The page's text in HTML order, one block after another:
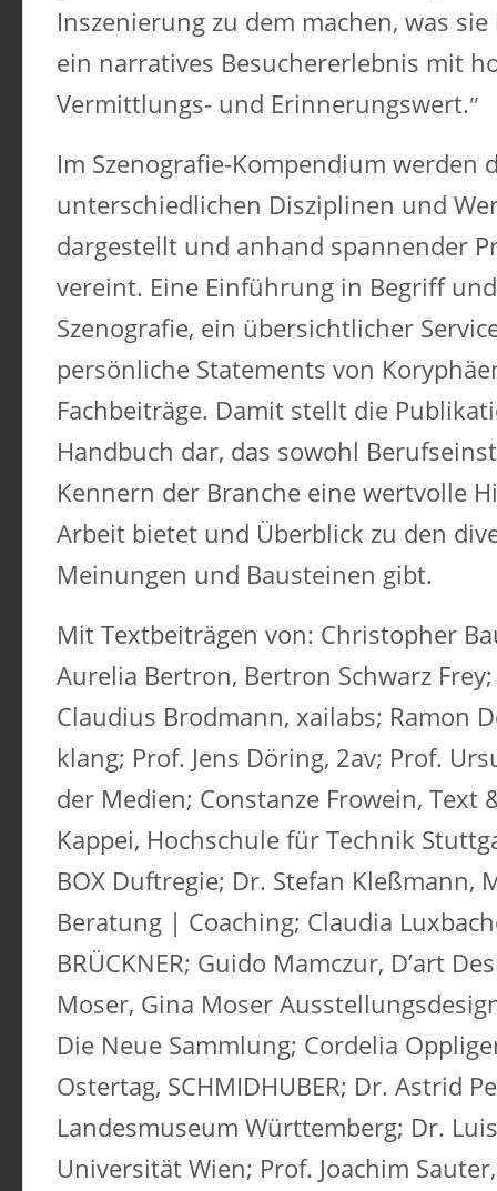
Inszenierung zu dem machen, was
ein narratives Besuchererlebnis mit
Vermittlungs- und Erinnerungswert.
Im Szenografie-Kompendium werden
unterschiedlichen Disziplinen und
dargestellt und anhand spannender
vereint. Eine Einführung in Begriff
Szenografie, ein übersichtlicher
persönliche Statements von
Fachbeiträge. Damit stellt die
Handbuch dar, das sowohl
Kennern der Branche eine wertvolle
Arbeit bietet und Überblick zu den
Meinungen und Bausteinen gibt.
Mit Textbeiträgen von: Christopher
Aurelia Bertron, Bertron Schwarz
Claudius Brodmann, xailabs; Ramon
klang; Prof. Jens Döring, 2av; Prof.
der Medien; Constanze Frowein, Text
Kappei, Hochschule für Technik
BOX Duftregie; Dr. Stefan
Beratung | Coaching; Claudia
BRÜCKNER; Guido Mamczur, D’art
Moser, Gina Moser
Die Neue Sammlung; Cordelia
Ostertag, SCHMIDHUBER; Dr. Astrid
Landesmuseum Württemberg; Dr.
Universität Wien; Prof. Joachim